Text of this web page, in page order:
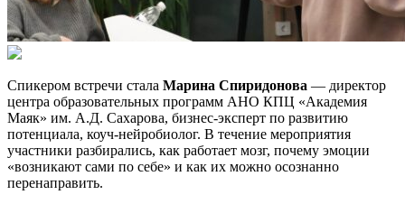
Спикером встречи стала Марина Спиридонова — директор
центра образовательных программ АНО КПЦ «Академия
Маяк» им. А.Д. Сахарова, бизнес-эксперт по развитию
потенциала, коуч-нейробиолог. В течение мероприятия
участники разбирались, как работает мозг, почему эмоции
«возникают сами по себе» и как их можно осознанно
перенаправить.